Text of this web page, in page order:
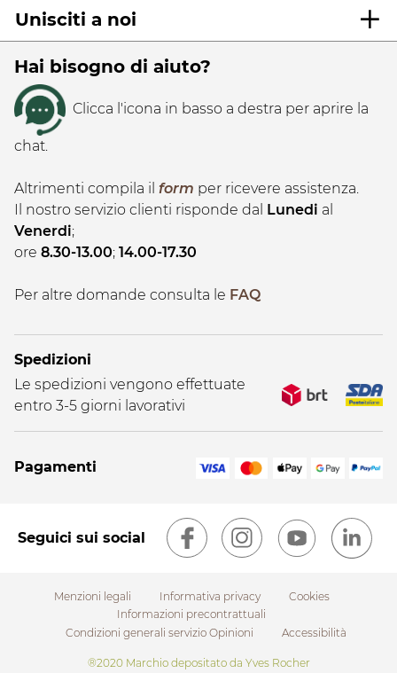
Unisciti a noi
Hai bisogno di aiuto?
Clicca l'icona in basso a destra per aprire la
chat.
Altrimenti compila il form per ricevere assistenza.
Il nostro servizio clienti risponde dal Lunedi al
Venerdi;
ore 8.30-13.00; 14.00-17.30
Per altre domande consulta le FAQ
Spedizioni
Le spedizioni vengono effettuate
entro 3-5 giorni lavorativi
Pagamenti
Seguici sui social
Footer
Menzioni legali Informativa privacy
Cookies
Informazioni precontrattuali
Condizioni generali servizio Opinioni
Accessibilità
®2020 Marchio depositato da Yves Rocher